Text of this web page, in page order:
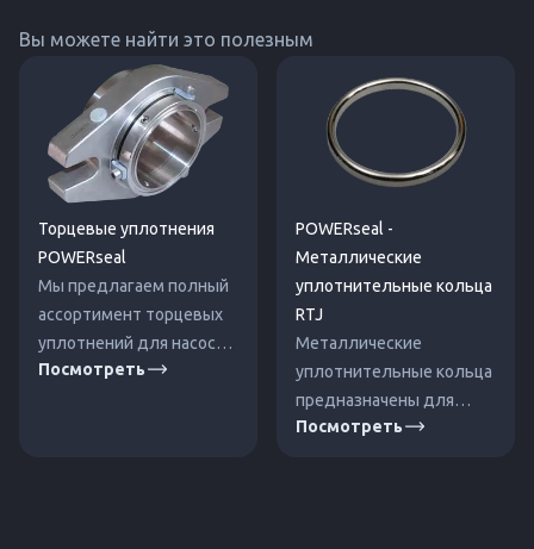
Вы можете найти это полезным
Торцевые уплотнения
POWERseal
Мы предлагаем полный
ассортимент торцевых
уплотнений для насосов
различных
Посмотреть
POWERseal -
Металлические
уплотнительные кольца
RTJ
Металлические
уплотнительные кольца
предназначены для
высоких давлений и
Посмотреть